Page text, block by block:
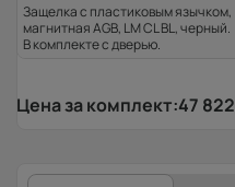
Защелка с пластиковым язычком,
магнитная AGB, LM CL BL, черный.
В комплекте с дверью.
Цена за комплект:47 822